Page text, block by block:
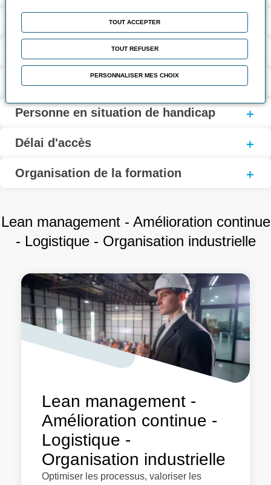
Coût et financement
Modalités d'inscription
Personne en situation de handicap
Délai d'accès
Organisation de la formation
Lean management - Amélioration continue
- Logistique - Organisation industrielle
Lean management -
Amélioration continue -
Logistique -
Organisation industrielle
Optimiser les processus, valoriser les
TOUT ACCEPTER
TOUT REFUSER
PERSONNALISER MES CHOIX